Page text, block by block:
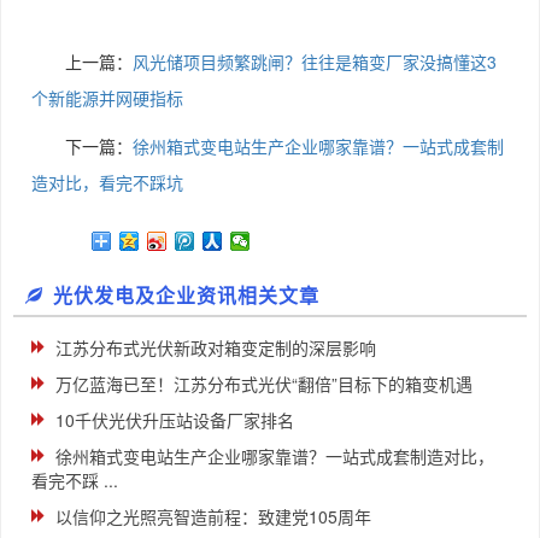
上一篇： 风光储项目频繁跳闸？往往是箱变厂家没搞懂这3
个新能源并网硬指标
下一篇： 徐州箱式变电站生产企业哪家靠谱？一站式成套制
造对比，看完不踩坑
光伏发电及企业资讯相关文章
江苏分布式光伏新政对箱变定制的深层影响
万亿蓝海已至！江苏分布式光伏“翻倍”目标下的箱变机遇
10千伏光伏升压站设备厂家排名
徐州箱式变电站生产企业哪家靠谱？一站式成套制造对比，
看完不踩 ...
以信仰之光照亮智造前程：致建党105周年